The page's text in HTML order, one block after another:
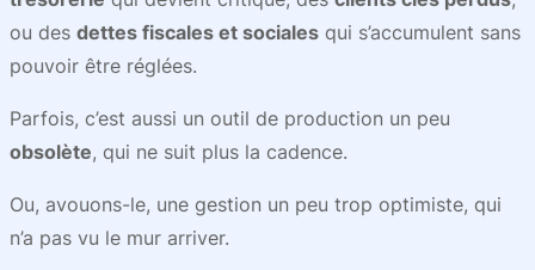
ou des dettes fiscales et sociales qui s’accumulent sans
pouvoir être réglées.
Parfois, c’est aussi un outil de production un peu
obsolète, qui ne suit plus la cadence.
Ou, avouons-le, une gestion un peu trop optimiste, qui
n’a pas vu le mur arriver.